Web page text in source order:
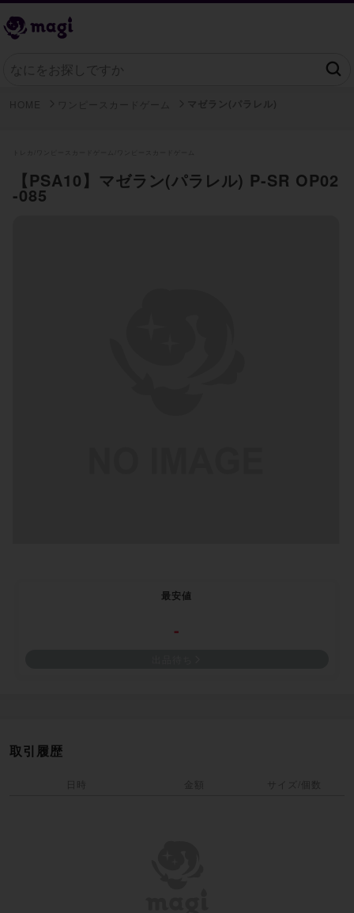
【PSA10】マゼラン(パラレル) P-SR OP02
-085
最安値
-
取引履歴
日時 金額 サイズ/個数